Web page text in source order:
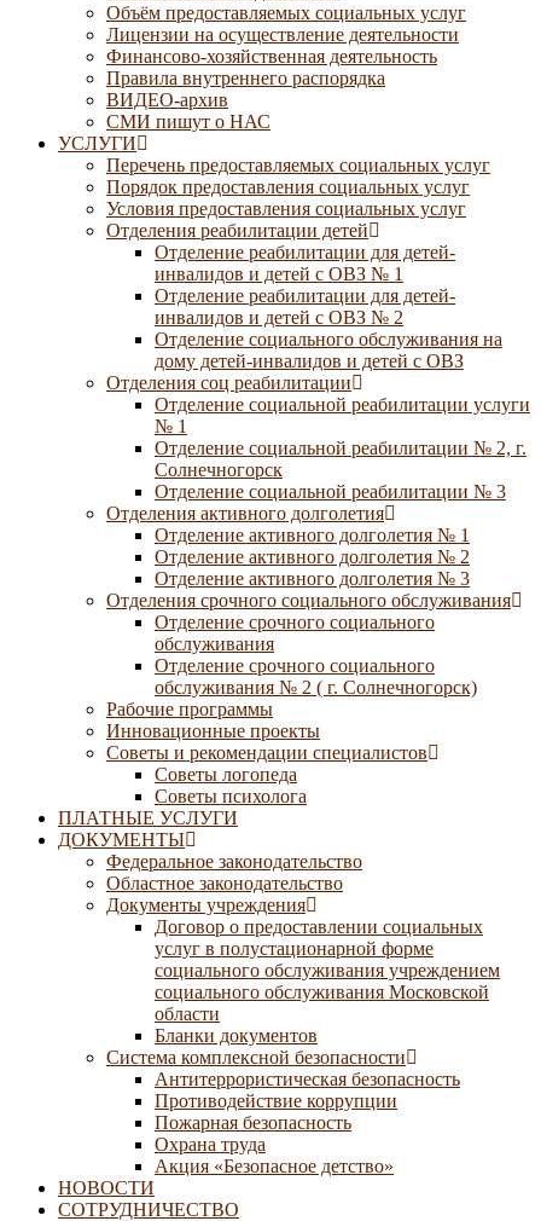
Объём предоставляемых социальных услуг
Лицензии на осуществление деятельности
Финансово-хозяйственная деятельность
Правила внутреннего распорядка
ВИДЕО-архив
СМИ пишут о НАС
УСЛУГИ
Перечень предоставляемых социальных услуг
Порядок предоставления социальных услуг
Условия предоставления социальных услуг
Отделения реабилитации детей
Отделение реабилитации для детей-
инвалидов и детей с ОВЗ № 1
Отделение реабилитации для детей-
инвалидов и детей с ОВЗ № 2
Отделение социального обслуживания на
дому детей-инвалидов и детей с ОВЗ
Отделения соц реабилитации
Отделение социальной реабилитации услуги
№ 1
Отделение социальной реабилитации № 2, г.
Солнечногорск
Отделение социальной реабилитации № 3
Отделения активного долголетия
Отделение активного долголетия № 1
Отделение активного долголетия № 2
Отделение активного долголетия № 3
Отделения срочного социального обслуживания
Отделение срочного социального
обслуживания
Отделение срочного социального
обслуживания № 2 ( г. Солнечногорск)
Рабочие программы
Инновационные проекты
Советы и рекомендации специалистов
Советы логопеда
Советы психолога
ПЛАТНЫЕ УСЛУГИ
ДОКУМЕНТЫ
Федеральное законодательство
Областное законодательство
Документы учреждения
Договор о предоставлении социальных
услуг в полустационарной форме
социального обслуживания учреждением
социального обслуживания Московской
области
Бланки документов
Система комплексной безопасности
Антитеррористическая безопасность
Противодействие коррупции
Пожарная безопасность
Охрана труда
Акция «Безопасное детство»
НОВОСТИ
СОТРУДНИЧЕСТВО